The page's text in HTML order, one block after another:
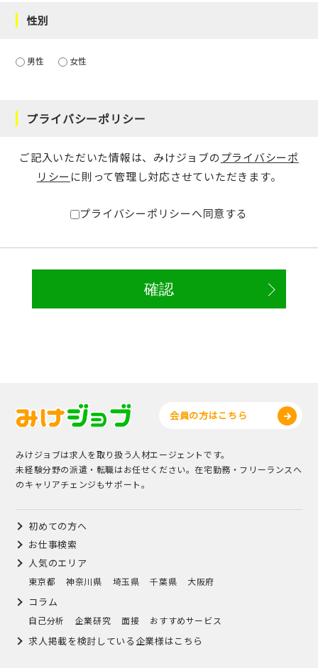
性別
男性 女性
プライバシーポリシー
ご記入いただいた情報は、みけジョブのプライバシーポ
リシー に則って管理し対応させていただきます。
プライバシーポリシーへ同意する
会員の方はこちら
みけジョブは求人を取り扱う人材エージェントです。
未経験分野の派遣・転職はお任せください。在宅勤務・フリーランスへ
のキャリアチェンジもサポート。
初めての方へ
お仕事検索
人気のエリア
東京都 神奈川県 埼玉県 千葉県 大阪府
コラム
自己分析 企業研究 面接 おすすめサービス
求人掲載を検討している企業様はこちら